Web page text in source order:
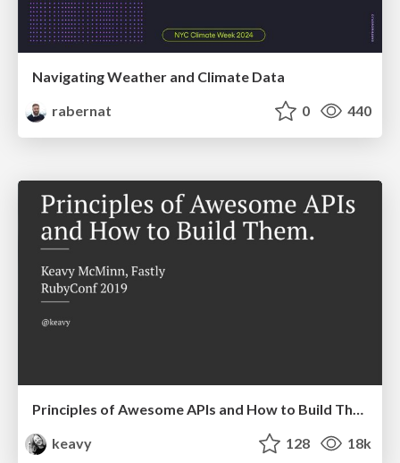
Navigating Weather and Climate Data
rabernat
0 440
Principles of Awesome APIs and How to Build Them.
keavy
128 18k